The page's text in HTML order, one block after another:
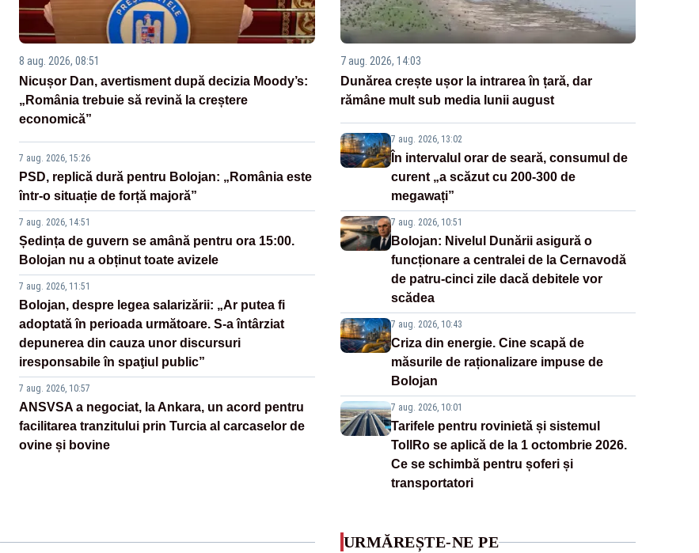
8 aug. 2026, 08:51
Nicușor Dan, avertisment după decizia Moody’s:
„România trebuie să revină la creștere
economică”
7 aug. 2026, 15:26
PSD, replică dură pentru Bolojan: „România este
într-o situație de forță majoră”
7 aug. 2026, 14:51
Ședința de guvern se amână pentru ora 15:00.
Bolojan nu a obținut toate avizele
7 aug. 2026, 11:51
Bolojan, despre legea salarizării: „Ar putea fi
adoptată în perioada următoare. S-a întârziat
depunerea din cauza unor discursuri
iresponsabile în spaţiul public”
7 aug. 2026, 10:57
ANSVSA a negociat, la Ankara, un acord pentru
facilitarea tranzitului prin Turcia al carcaselor de
ovine și bovine
7 aug. 2026, 14:03
Dunărea crește ușor la intrarea în țară, dar
rămâne mult sub media lunii august
7 aug. 2026, 13:02
În intervalul orar de seară, consumul de
curent „a scăzut cu 200-300 de
megawați”
7 aug. 2026, 10:51
Bolojan: Nivelul Dunării asigură o
funcționare a centralei de la Cernavodă
de patru-cinci zile dacă debitele vor
scădea
7 aug. 2026, 10:43
Criza din energie. Cine scapă de
măsurile de raționalizare impuse de
Bolojan
7 aug. 2026, 10:01
Tarifele pentru rovinietă și sistemul
TollRo se aplică de la 1 octombrie 2026.
Ce se schimbă pentru șoferi și
transportatori
URMĂREȘTE-NE PE